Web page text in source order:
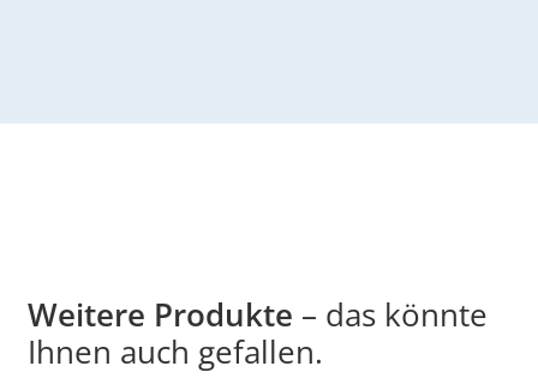
Weitere Produkte – das könnte
Ihnen auch gefallen.